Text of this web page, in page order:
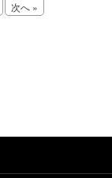
次へ »